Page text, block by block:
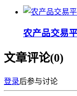
农产品交易
文章评论(0)
登录后参与讨论